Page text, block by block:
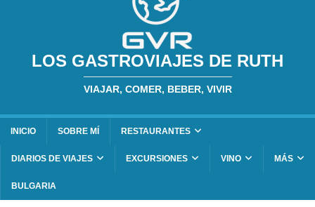
LOS GASTROVIAJES DE RUTH
VIAJAR, COMER, BEBER, VIVIR
INICIO SOBRE MÍ RESTAURANTES
DIARIOS DE VIAJES EXCURSIONES VINO MÁS
BULGARIA